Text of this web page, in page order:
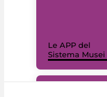
Le APP del
Sistema Musei